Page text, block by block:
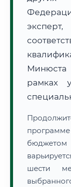
рамках
программе
шести